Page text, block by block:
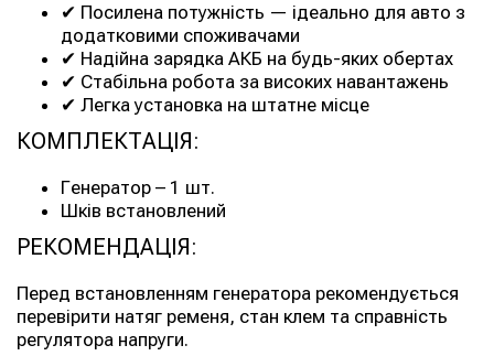
✔ Посилена потужність — ідеально для авто з
додатковими споживачами
✔ Надійна зарядка АКБ на будь-яких обертах
✔ Стабільна робота за високих навантажень
✔ Легка установка на штатне місце
КОМПЛЕКТАЦІЯ:
Генератор – 1 шт.
Шків встановлений
РЕКОМЕНДАЦІЯ:
Перед встановленням генератора рекомендується
перевірити натяг ременя, стан клем та справність
регулятора напруги.